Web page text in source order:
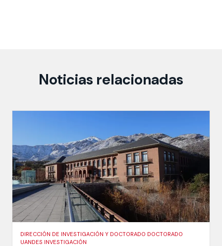
Noticias relacionadas
DIRECCIÓN DE INVESTIGACIÓN Y DOCTORADO DOCTORADO
UANDES INVESTIGACIÓN